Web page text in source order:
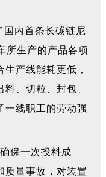
国内首条长碳链尼
所生产的产品各项
产线能耗更低，
、切粒、封包、
一线职工的劳动强
保一次投料成
质量事故，对装置